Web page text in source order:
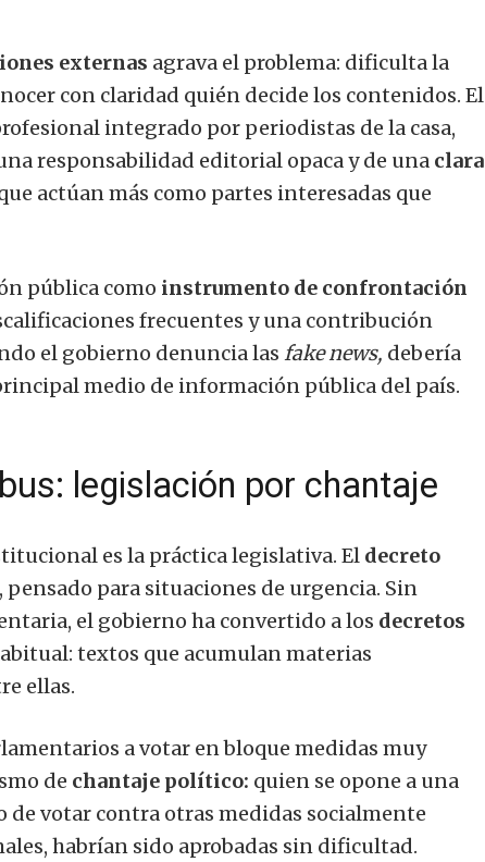
externas agrava el problema: dificulta la
con claridad quién decide los contenidos. El
integrado por periodistas de la casa,
responsabilidad editorial opaca y de una clara
actúan más como partes interesadas que
pública como instrumento de confrontación
frecuentes y una contribución
el gobierno denuncia las fake news, debería
medio de información pública del país.
legislación por chantaje
es la práctica legislativa. El decreto
para situaciones de urgencia. Sin
el gobierno ha convertido a los decretos
textos que acumulan materias
ellas.
a votar en bloque medidas muy
de chantaje político: quien se opone a una
de votar contra otras medidas socialmente
habrían sido aprobadas sin dificultad.